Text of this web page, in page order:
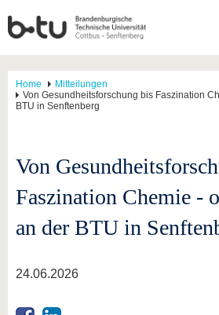
Home
Mitteilungen
Von Gesundheitsforschung bis Faszination
BTU in Senftenberg
Von
Faszination Chemie -
an der BTU in
24.06.2026